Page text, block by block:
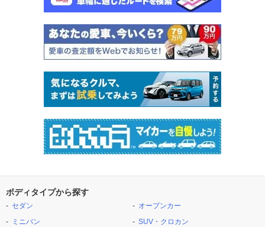
ボディタイプから探す
セダン
ミニバン
オープンカー
SUV・クロカン